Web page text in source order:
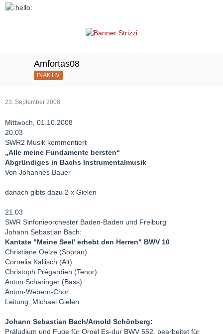
Amfortas08
INAKTIV
23. September 2008
Mittwoch, 01.10.2008
20.03
SWR2 Musik kommentiert
„Alle meine Fundamente bersten“
Abgründiges in Bachs Instrumentalmusik
Von Johannes Bauer
danach gibts dazu 2 x Gielen
21.03
SWR Sinfonieorchester Baden-Baden und Freiburg
Johann Sebastian Bach:
Kantate "Meine Seel' erhebt den Herren" BWV 10
Christiane Oelze (Sopran)
Cornelia Kallisch (Alt)
Christoph Prégardien (Tenor)
Anton Scharinger (Bass)
Anton-Webern-Chor
Leitung: Michael Gielen
Johann Sebastian Bach/Arnold Schönberg:
Präludium und Fuge für Orgel Es-dur BWV 552, bearbeitet für